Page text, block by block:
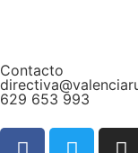
Contacto
629 653 993